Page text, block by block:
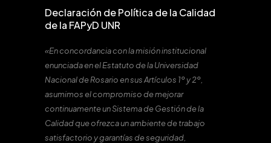
Declaración de Política de la Calidad
de la FAPyD UNR
«En concordancia con la misión institucional
enunciada en el Estatuto de la Universidad
Nacional de Rosario en sus Artículos 1º y 2º,
asumimos el compromiso de mejorar
continuamente un Sistema de Gestión de la
Calidad que ofrezca un ambiente de trabajo
satisfactorio y garantías de seguridad,